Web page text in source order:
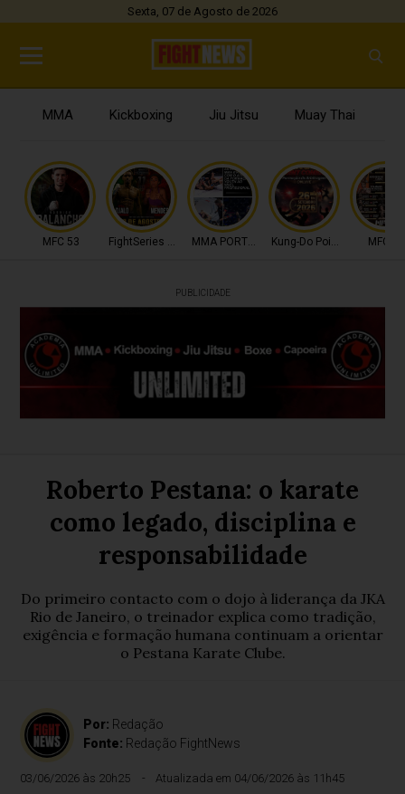
Sexta, 07 de Agosto de 2026
MMA Kickboxing Jiu Jitsu Muay Thai
MFC 53 FightSeries 11 MMA PORTUGALKung-Do Point CombatMFC 53
PUBLICIDADE
Roberto Pestana: o karate
como legado, disciplina e
responsabilidade
Do primeiro contacto com o dojo à liderança da JKA
Rio de Janeiro, o treinador explica como tradição,
exigência e formação humana continuam a orientar
o Pestana Karate Clube.
Por: Redação
Fonte: Redação FightNews
03/06/2026 às 20h25 Atualizada em 04/06/2026 às 11h45